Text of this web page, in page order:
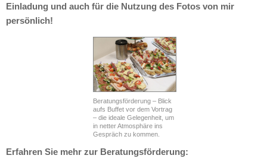
Einladung und auch für die Nutzung des Fotos von mir
persönlich!
Beratungsförderung – Blick
aufs Buffet vor dem Vortrag
– die ideale Gelegenheit, um
in netter Atmosphäre ins
Gespräch zu kommen.
Erfahren Sie mehr zur Beratungsförderung: